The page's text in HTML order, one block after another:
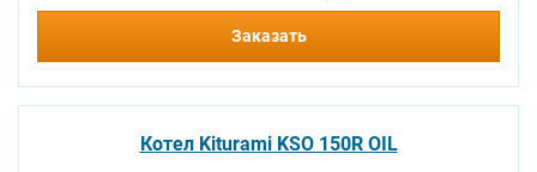
Заказать
Котел Kiturami KSO 150R OIL